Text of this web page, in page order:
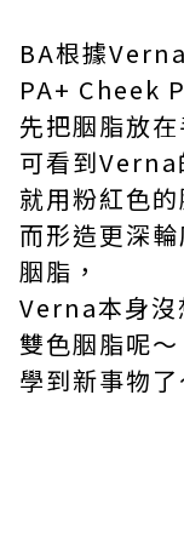
BA根據Verna
PA+ Cheek
先把胭脂放在
可看到Verna
就用粉紅色
而形造更深
胭脂，
Verna本身
雙色胭脂呢～
學到新事物了